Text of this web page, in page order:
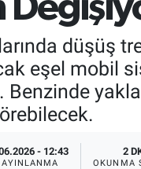
düşüş
eşel mobil
Benzinde
- 12:43 2
OKUNMA
ve Fikstür